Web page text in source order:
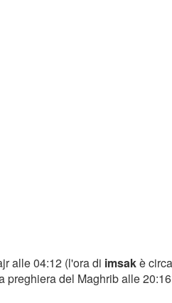
alle 04:12 (l'ora di imsakè
del Maghrib alle